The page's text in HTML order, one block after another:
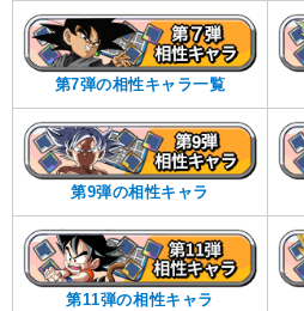
第7弾の相性キャラ一覧
第9弾の相性キャラ
第11弾の相性キャラ